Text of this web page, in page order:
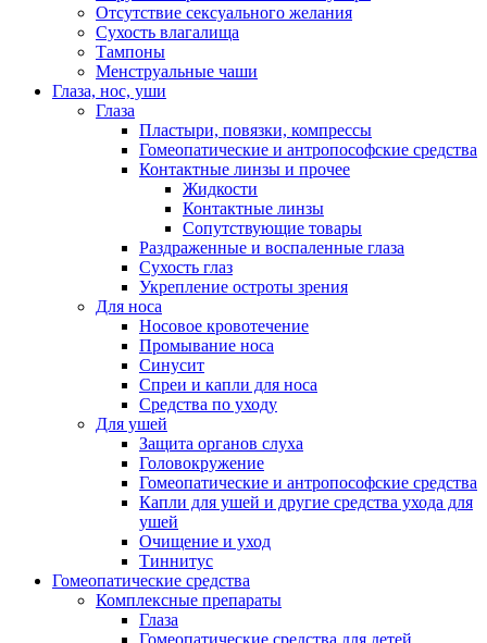
Отсутствие сексуального желания
Сухость влагалища
Тампоны
Менструальные чаши
Глаза, нос, уши
Глаза
Пластыри, повязки, компрессы
Гомеопатические и антропософские средства
Контактные линзы и прочее
Жидкости
Контактные линзы
Сопутствующие товары
Раздраженные и воспаленные глаза
Сухость глаз
Укрепление остроты зрения
Для носа
Носовое кровотечение
Промывание носа
Синусит
Спреи и капли для носа
Средства по уходу
Для ушей
Защита органов слуха
Головокружение
Гомеопатические и антропософские средства
Капли для ушей и другие средства ухода для
ушей
Очищение и уход
Тиннитус
Гомеопатические средства
Комплексные препараты
Глаза